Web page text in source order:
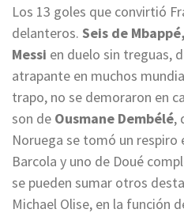
Los 13 goles que convirtió
delanteros. Seis de Mbappé,
Messi en duelo sin treguas,
atrapante en muchos
trapo, no se demoraron en
son de Ousmane Dembélé,
Noruega se tomó un respiro
Barcola y uno de Doué
se pueden sumar otros
Michael Olise, en la función